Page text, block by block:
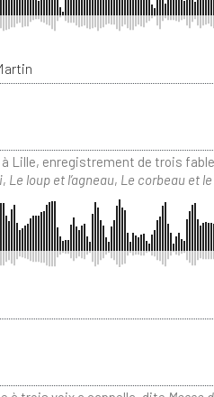
Lille, enregistrement de trois
, Le loup et l’agneau, Le corbeau et